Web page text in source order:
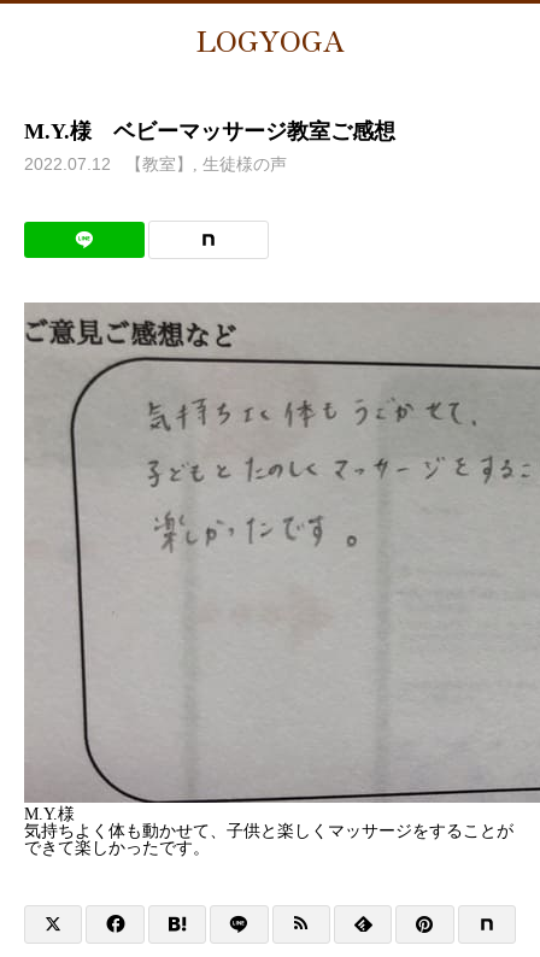
LOGYOGA
M.Y.様 ベビーマッサージ教室ご感想
2022.07.12 【教室】 生徒様の声
M.Y.様
気持ちよく体も動かせて、子供と楽しくマッサージをすることが
できて楽しかったです。